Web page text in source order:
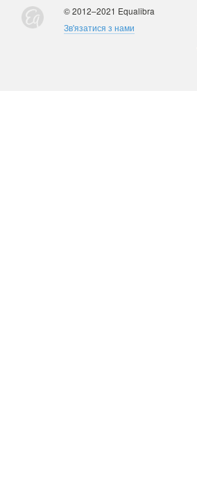
© 2012–2021 Equalibra
Зв'язатися з нами